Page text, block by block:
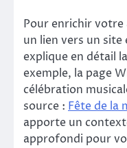
Pour enrichir votre
un lien vers un
explique en détail la
exemple, la page
célébration
source : Fête de la
apporte un
approfondi pour